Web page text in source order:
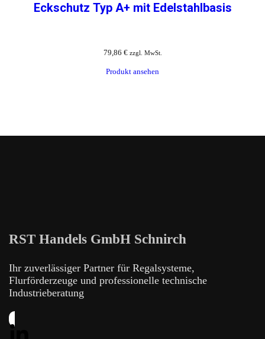
Eckschutz Typ A+ mit Edelstahlbasis
79,86 € zzgl. MwSt.
Produkt ansehen
RST Handels GmbH Schnirch
Ihr zuverlässiger Partner für Regalsysteme,
Flurförderzeuge und professionelle technische
Industrieberatung